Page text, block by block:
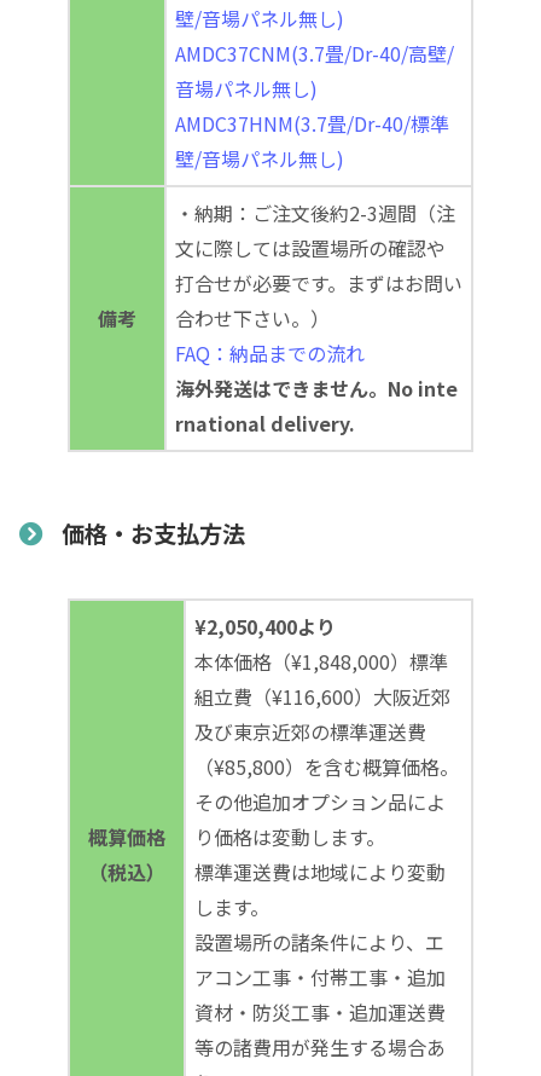
壁/音場パネル無し)
AMDC37CNM(3.7畳/Dr-40/高壁/
音場パネル無し)
AMDC37HNM(3.7畳/Dr-40/標準
壁/音場パネル無し)
備考
・納期：ご注文後約2-3週間（注
文に際しては設置場所の確認や
打合せが必要です。まずはお問い
合わせ下さい。）
FAQ：納品までの流れ
海外発送はできません。No inte
rnational delivery.
価格・お支払方法
概算価格
（税込）
¥2,050,400より
本体価格（¥1,848,000）標準
組立費（¥116,600）大阪近郊
及び東京近郊の標準運送費
（¥85,800）を含む概算価格。
その他追加オプション品によ
り価格は変動します。
標準運送費は地域により変動
します。
設置場所の諸条件により、エ
アコン工事・付帯工事・追加
資材・防災工事・追加運送費
等の諸費用が発生する場合あ